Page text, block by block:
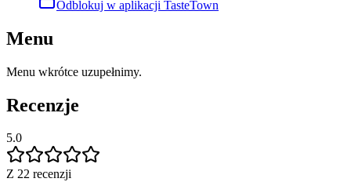
Odblokuj w aplikacji TasteTown
Menu
Menu wkrótce uzupełnimy.
Recenzje
5.0
Z 22 recenzji